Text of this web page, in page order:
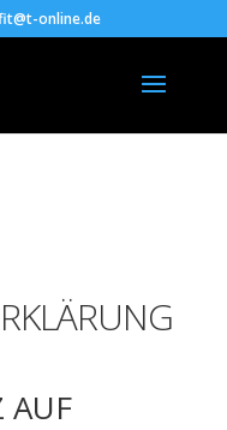
online.de
AUF